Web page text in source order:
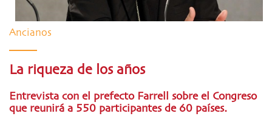
Ancianos
La riqueza de los años
Entrevista con el prefecto Farrell sobre el Congreso
que reunirá a 550 participantes de 60 países.